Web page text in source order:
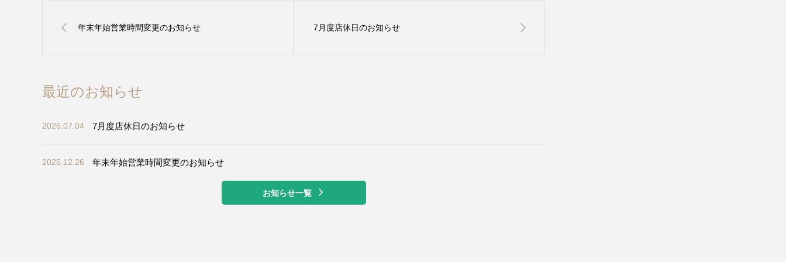
年末年始営業時間変更のお知らせ 7月度店休日のお知らせ
最近のお知らせ
2026.07.04 7月度店休日のお知らせ
2025.12.26 年末年始営業時間変更のお知らせ
お知らせ一覧